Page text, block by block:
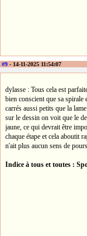
#9 - 14-11-2025 11:54:07
dylasse : Tous cela est
bien conscient que sa
carrés aussi petits que la
sur le dessin on voit que le
jaune, ce qui devrait être
chaque étape et cela aboutit
n'ait plus aucun sens de
Indice à tous et toutes :